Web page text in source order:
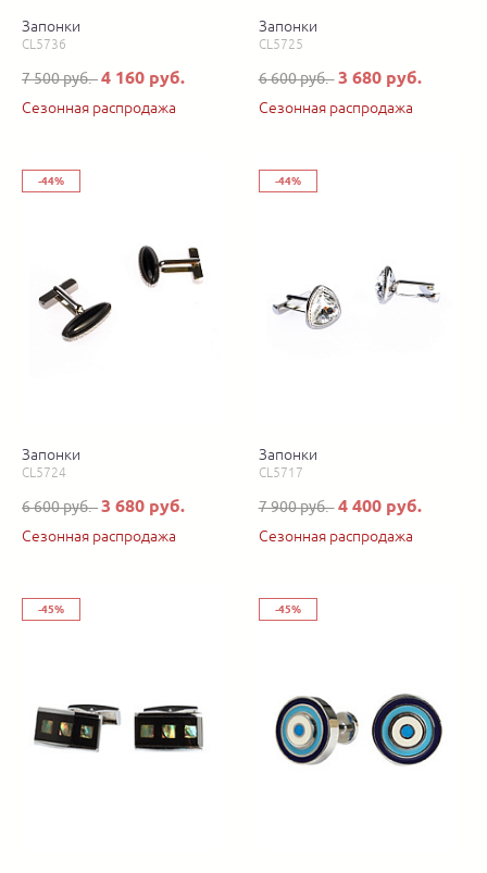
Запонки
CL5736
7 500 руб.4 160 руб.
Сезонная распродажа
Запонки
CL5725
6 600 руб. 3 680 руб.
Сезонная распродажа
-44%
Запонки
CL5724
6 600 руб.3 680 руб.
Сезонная распродажа
-44%
Запонки
CL5717
7 900 руб. 4 400 руб.
Сезонная распродажа
-45% -45%